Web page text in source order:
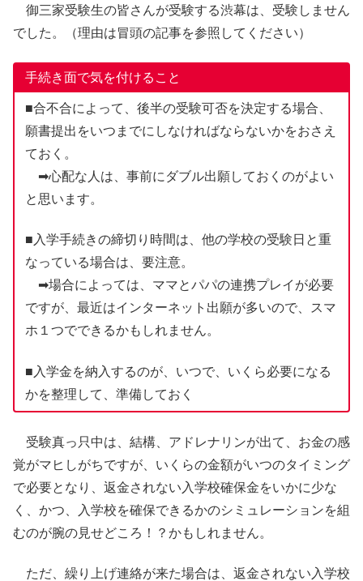
御三家受験生の皆さんが受験する渋幕は、受験しません
でした。（理由は冒頭の記事を参照してください）
手続き面で気を付けること
■合不合によって、後半の受験可否を決定する場合、
願書提出をいつまでにしなければならないかをおさえ
ておく。
➡心配な人は、事前にダブル出願しておくのがよい
と思います。
■入学手続きの締切り時間は、他の学校の受験日と重
なっている場合は、要注意。
➡場合によっては、ママとパパの連携プレイが必要
ですが、最近はインターネット出願が多いので、スマ
ホ１つでできるかもしれません。
■入学金を納入するのが、いつで、いくら必要になる
かを整理して、準備しておく
受験真っ只中は、結構、アドレナリンが出て、お金の感
覚がマヒしがちですが、いくらの金額がいつのタイミング
で必要となり、返金されない入学校確保金をいかに少な
く、かつ、入学校を確保できるかのシミュレーションを組
むのが腕の見せどころ！？かもしれません。
ただ、繰り上げ連絡が来た場合は、返金されない入学校